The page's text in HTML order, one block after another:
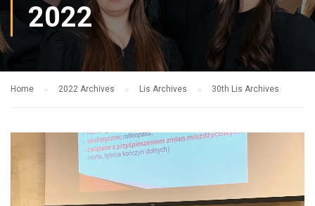
2022
Home 2022 Archives Lis Archives 30th Lis Archives